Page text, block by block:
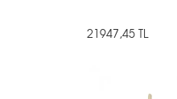
21947,45 TL